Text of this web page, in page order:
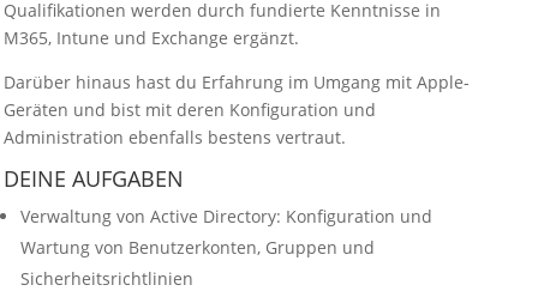
Qualifikationen werden durch fundierte Kenntnisse in
M365, Intune und Exchange ergänzt.
Darüber hinaus hast du Erfahrung im Umgang mit Apple-
Geräten und bist mit deren Konfiguration und
Administration ebenfalls bestens vertraut.
DEINE AUFGABEN
Verwaltung von Active Directory: Konfiguration und
Wartung von Benutzerkonten, Gruppen und
Sicherheitsrichtlinien